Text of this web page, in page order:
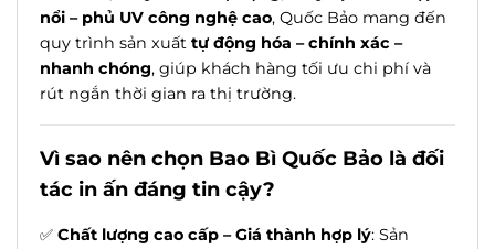
nổi – phủ UV công nghệ cao, Quốc Bảo mang đến
quy trình sản xuất tự động hóa – chính xác –
nhanh chóng, giúp khách hàng tối ưu chi phí và
rút ngắn thời gian ra thị trường.
Vì sao nên chọn Bao Bì Quốc Bảo là đối
tác in ấn đáng tin cậy?
✅ Chất lượng cao cấp – Giá thành hợp lý: Sản